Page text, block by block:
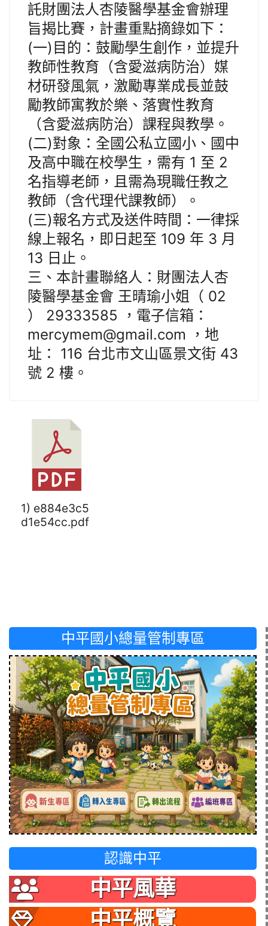
託財團法人杏陵醫學基金會辦理
旨揭比賽，計畫重點摘錄如下：
(一)目的：鼓勵學生創作，並提升
教師性教育（含愛滋病防治）媒
材研發風氣，激勵專業成長並鼓
勵教師寓教於樂、落實性教育
（含愛滋病防治）課程與教學。
(二)對象：全國公私立國小、國中
及高中職在校學生，需有 1 至 2
名指導老師，且需為現職任教之
教師（含代理代課教師）。
(三)報名方式及送件時間：一律採
線上報名，即日起至 109 年 3 月
13 日止。
三、本計畫聯絡人：財團法人杏
陵醫學基金會 王晴瑜小姐（ 02
） 29333585 ，電子信箱：
mercymem@gmail.com ，地
址： 116 台北市文山區景文街 43
號 2 樓。
1) e884e3c5
d1e54cc.pdf
中平國小總量管制專區
認識中平
中平風華
中平概覽